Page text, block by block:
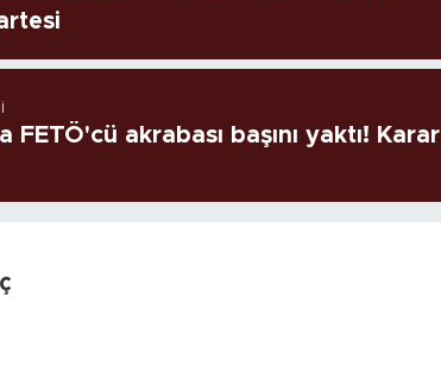
FETÖ'cü akrabası başını yaktı! Karar